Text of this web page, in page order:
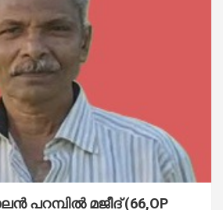
പറമ്പിൽ മജീദ് (66,OP